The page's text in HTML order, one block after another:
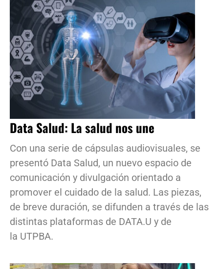
Data Salud: La salud nos une
Con una serie de cápsulas audiovisuales, se
presentó Data Salud, un nuevo espacio de
comunicación y divulgación orientado a
promover el cuidado de la salud. Las piezas,
de breve duración, se difunden a través de las
distintas plataformas de DATA.U y de
la UTPBA.